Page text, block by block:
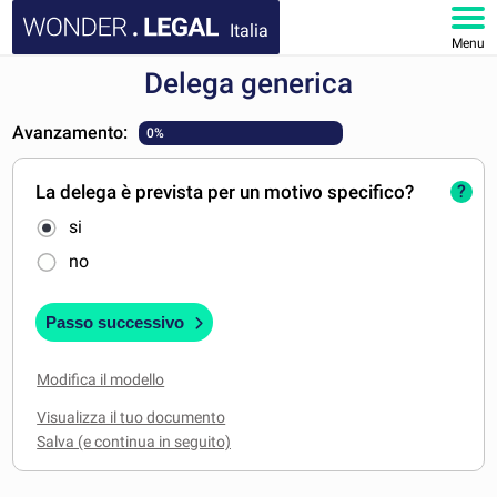
Italia
Menu
DOCUMENTI
FAQ
IL MIO ACCOUNT
Delega generica
Avanzamento: 0%
La delega è prevista per un motivo specifico?
si
no
?
Passo successivo
Modifica il modello
Visualizza il tuo documento